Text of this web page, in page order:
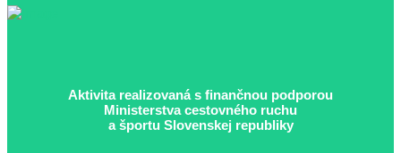
Aktivita realizovaná s finančnou podporou
Ministerstva cestovného ruchu
a športu Slovenskej republiky